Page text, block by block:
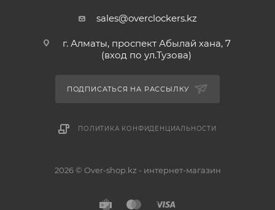
sales@overclockers.kz
г. Алматы, проспект Абылай хана, 7
(вход по ул.Тузова)
ПОДПИСАТЬСЯ НА РАССЫЛКУ
ПОЛИТИКА КОНФИДЕНЦИАЛЬНОСТИ
2026 © Over-shop.kz - интернет-магазин